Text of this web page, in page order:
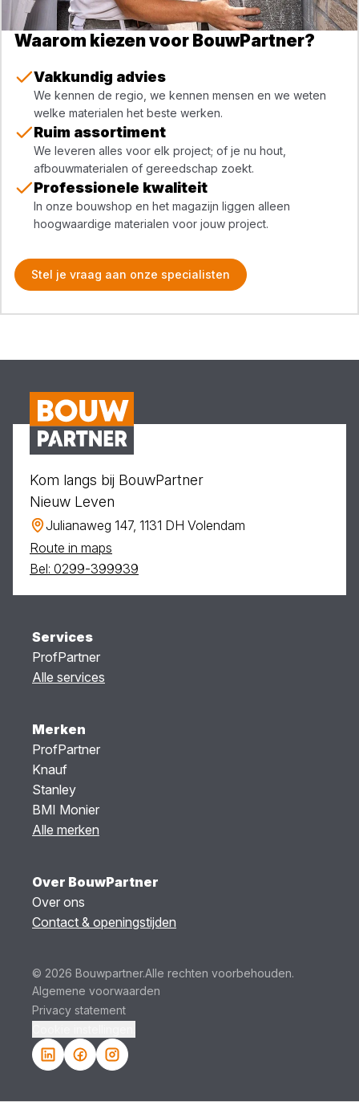
Waarom kiezen voor BouwPartner?
Vakkundig advies
We kennen de regio, we kennen mensen en we weten
welke materialen het beste werken.
Ruim assortiment
We leveren alles voor elk project; of je nu hout,
afbouwmaterialen of gereedschap zoekt.
Professionele kwaliteit
In onze bouwshop en het magazijn liggen alleen
hoogwaardige materialen voor jouw project.
Stel je vraag aan onze specialisten
Kom langs bij BouwPartner
Nieuw Leven
Julianaweg 147, 1131 DH Volendam
Route in maps
Bel: 0299-399939
Services
ProfPartner
Alle services
Merken
ProfPartner
Knauf
Stanley
BMI Monier
Alle merken
Over BouwPartner
Over ons
Contact & openingstijden
© 2026 Bouwpartner.Alle rechten voorbehouden.
Algemene voorwaarden
Privacy statement